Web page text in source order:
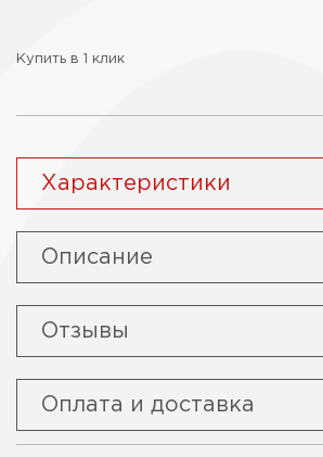
Купить в 1 клик
Характеристики
Описание
Отзывы
Оплата и доставка